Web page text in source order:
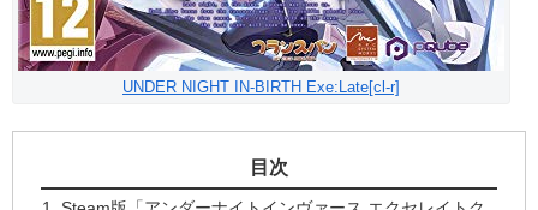
UNDER NIGHT IN-BIRTH Exe:Late[cl-r]
目次